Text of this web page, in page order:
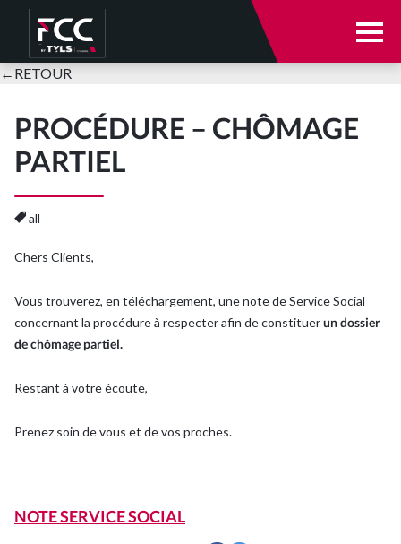
Nous rejoindre
Se connecter
← RETOUR
Notre cabinet
Qui sommes-nous ?
Nos expertises
Expertise comptable et audit
Expertise juridique
PROCÉDURE – CHÔMAGE
PARTIEL
all
Chers Clients,
Vous trouverez, en téléchargement, une note de Service Social
concernant la procédure à respecter afin de constituerun dossier
de chômage partiel.
Restant à votre écoute,
Prenez soin de vous et de vos proches.
NOTE SERVICE SOCIAL